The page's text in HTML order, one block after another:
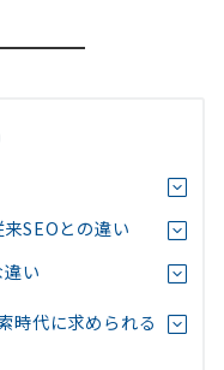
SEOとの違い
い
代に求められる